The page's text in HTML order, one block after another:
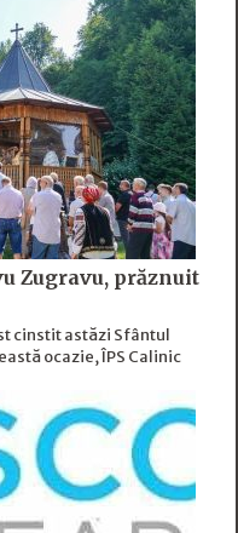
Zugravu, prăznuit
cinstit astăzi Sfântul
ocazie, ÎPS Calinic